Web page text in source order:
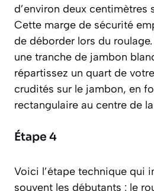
d’environ deux centimètres
Cette marge de sécurité
de déborder lors du
une tranche de jambon
répartissez un quart de
crudités sur le jambon, en
rectangulaire au centre de
Étape 4
Voici l’étape technique qui
souvent les débutants : le